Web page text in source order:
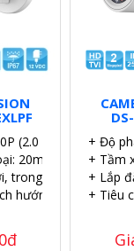
(2.0 MP).
20m.
trong nhà.
hướng dẫn, Ốc vít
+ Độ
+ Tầm
+ Lắp
+ Tiêu